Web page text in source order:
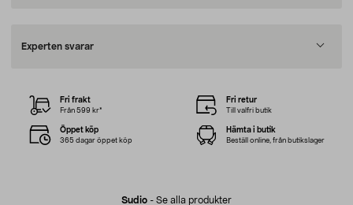
Experten svarar
Sudio - Se alla produkter
Fri frakt
Från 599 kr*
Fri retur
Till valfri butik
Öppet köp
365 dagar öppet köp
Hämta i butik
Beställ online, från butikslager